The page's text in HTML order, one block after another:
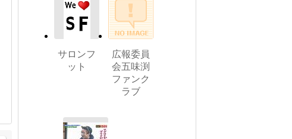
サロンフ
ット
広報委員
会五味渕
ファンク
ラブ